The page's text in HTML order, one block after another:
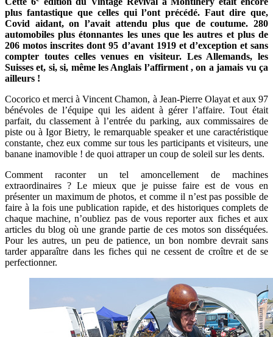
plus fantastique que celles qui l’ont précédé. Faut dire que,
Covid aidant, on l’avait attendu plus que de coutume. 280
automobiles plus étonnantes les unes que les autres et plus de
206 motos inscrites dont 95 d’avant 1919 et d’exception et sans
compter toutes celles venues en visiteur. Les Allemands, les
Suisses et, si, si, même les Anglais l’affirment , on a jamais vu ça
ailleurs !
Cocorico et merci à Vincent Chamon, à Jean-Pierre Olayat et aux 97
bénévoles de l’équipe qui les aident à gérer l’affaire. Tout était
parfait, du classement à l’entrée du parking, aux commissaires de
piste ou à Igor Bietry, le remarquable speaker et une caractéristique
constante, chez eux comme sur tous les participants et visiteurs, une
banane inamovible ! de quoi attraper un coup de soleil sur les dents.
Comment raconter un tel amoncellement de machines
extraordinaires ? Le mieux que je puisse faire est de vous en
présenter un maximum de photos, et comme il n’est pas possible de
faire à la fois une publication rapide, et des historiques complets de
chaque machine, n’oubliez pas de vous reporter aux fiches et aux
articles du blog où une grande partie de ces motos son disséquées.
Pour les autres, un peu de patience, un bon nombre devrait sans
tarder apparaître dans les fiches qui ne cessent de croître et de se
perfectionner.